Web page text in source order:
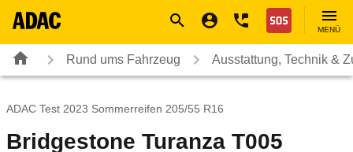
Nothilfe
MENÜ
Rund ums Fahrzeug Ausstattung, Technik &
ADAC Test 2023 Sommerreifen 205/55 R16
Bridgestone Turanza T005